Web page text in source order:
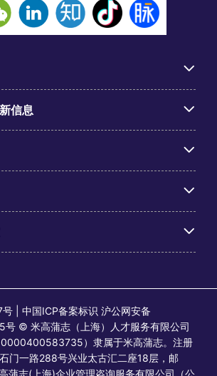
信息
| 中国ICP备案标识 沪公网安备
© 米高蒲志（上海）人才服务有限公司
）隶属于米高蒲志。注册
门一路288号兴业太古汇二座18层，邮
蒲志(上海)企业管理咨询服务有限公司（公